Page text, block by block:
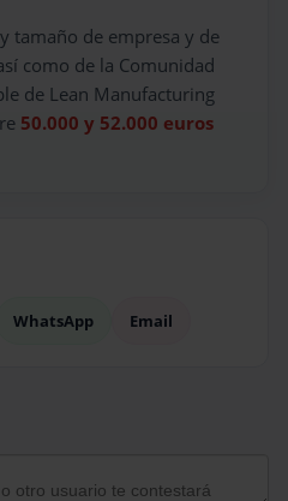
tamaño de empresa y de
como de la Comunidad
de Lean Manufacturing
50.000 y 52.000 euros
WhatsApp Email